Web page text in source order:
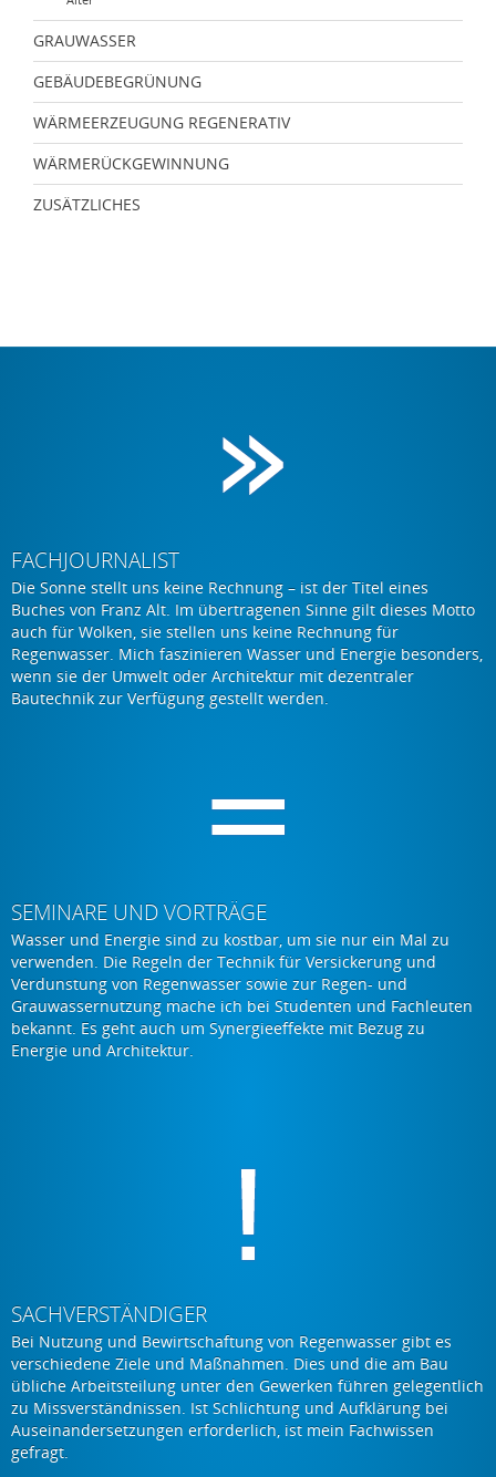
GRAUWASSER
GEBÄUDEBEGRÜNUNG
WÄRMEERZEUGUNG REGENERATIV
WÄRMERÜCKGEWINNUNG
ZUSÄTZLICHES
FACHJOURNALIST
Die Sonne stellt uns keine Rechnung – ist der Titel eines
Buches von Franz Alt. Im übertragenen Sinne gilt dieses Motto
auch für Wolken, sie stellen uns keine Rechnung für
Regenwasser. Mich faszinieren Wasser und Energie besonders,
wenn sie der Umwelt oder Architektur mit dezentraler
Bautechnik zur Verfügung gestellt werden.
SEMINARE UND VORTRÄGE
Wasser und Energie sind zu kostbar, um sie nur ein Mal zu
verwenden. Die Regeln der Technik für Versickerung und
Verdunstung von Regenwasser sowie zur Regen- und
Grauwassernutzung mache ich bei Studenten und Fachleuten
bekannt. Es geht auch um Synergieeffekte mit Bezug zu
Energie und Architektur.
SACHVERSTÄNDIGER
Bei Nutzung und Bewirtschaftung von Regenwasser gibt es
verschiedene Ziele und Maßnahmen. Dies und die am Bau
übliche Arbeitsteilung unter den Gewerken führen gelegentlich
zu Missverständnissen. Ist Schlichtung und Aufklärung bei
Auseinandersetzungen erforderlich, ist mein Fachwissen
gefragt.